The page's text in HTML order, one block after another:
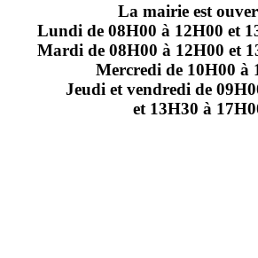
La mairie est
Lundi de 08H00 à 12H00 et
Mardi de 08H00 à 12H00 et
Mercredi de 10H00 à
Jeudi et vendredi de
et 13H30 à